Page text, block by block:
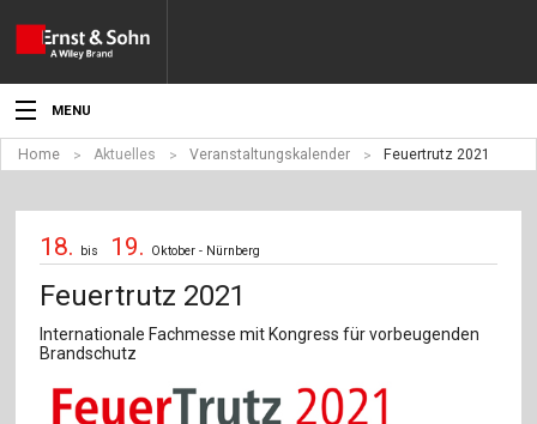
MENU
Aktuelles
Fachgebiete
Home Aktuelles Veranstaltungskalender Feuertrutz 2021
18. bis 19. Oktober - Nürnberg
Feuertrutz 2021
Internationale Fachmesse mit Kongress für vorbeugenden
Brandschutz